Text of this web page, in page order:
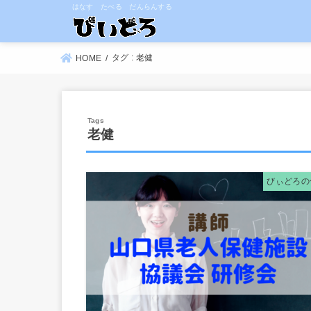
はなす たべる だんらんする
HOME タグ : 老健
老健
びぃどろ